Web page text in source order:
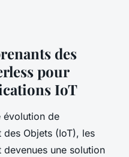
des
pour
IoT
évolution de
des Objets (IoT), les
une solution